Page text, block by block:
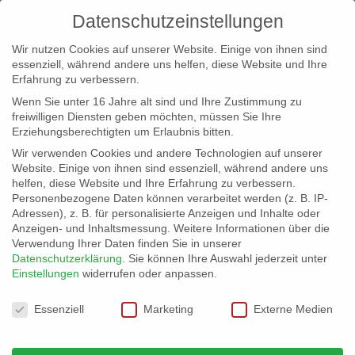
info@erfolgreich-events.de
+4940 46 777 230
Datenschutzeinstellungen
Wir nutzen Cookies auf unserer Website. Einige von ihnen sind
essenziell, während andere uns helfen, diese Website und Ihre
Erfahrung zu verbessern.
Wenn Sie unter 16 Jahre alt sind und Ihre Zustimmung zu
freiwilligen Diensten geben möchten, müssen Sie Ihre
Erziehungsberechtigten um Erlaubnis bitten.
Wir verwenden Cookies und andere Technologien auf unserer
Website. Einige von ihnen sind essenziell, während andere uns
helfen, diese Website und Ihre Erfahrung zu verbessern.
Personenbezogene Daten können verarbeitet werden (z. B. IP-
Adressen), z. B. für personalisierte Anzeigen und Inhalte oder
Anzeigen- und Inhaltsmessung. Weitere Informationen über die
Verwendung Ihrer Daten finden Sie in unserer
Datenschutzerklärung
Sie können Ihre Auswahl jederzeit unter
Einstellungen widerrufen oder anpassen.
Datenschutzeinstellungen
Essenziell Marketing Externe Medien